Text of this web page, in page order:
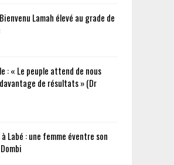
Lamah élevé au grade de
: « Le peuple attend de nous
de résultats » (Dr
Labé : une femme éventre son